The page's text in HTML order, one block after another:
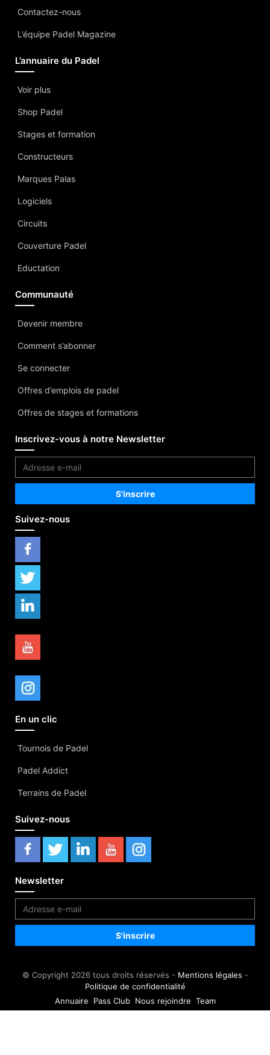
Contactez-nous
L’équipe Padel Magazine
L’annuaire du Padel
Voir plus
Shop Padel
Stages et formation
Constructeurs
Marques Palas
Logiciels
Circuits
Couverture Padel
Eductation
Communauté
Devenir membre
Comment s’abonner
Se connecter
Offres d’emplois de padel
Offres de stages et formations
Inscrivez-vous à notre Newsletter
Suivez-nous
En un clic
Tournois de Padel
Padel Addict
Terrains de Padel
Suivez-nous
Newsletter
© Copyright 2026 tous droits réservés - Mentions légales -
Politique de confidentialité
Annuaire
Pass Club Nous rejoindre Team